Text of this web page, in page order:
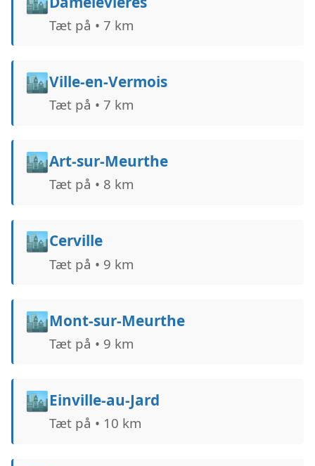
Tæt på • 7 km
🏙️Ville-en-Vermois
Tæt på • 7 km
🏙️Art-sur-Meurthe
Tæt på • 8 km
🏙️Cerville
Tæt på • 9 km
🏙️Mont-sur-Meurthe
Tæt på • 9 km
🏙️Einville-au-Jard
Tæt på • 10 km